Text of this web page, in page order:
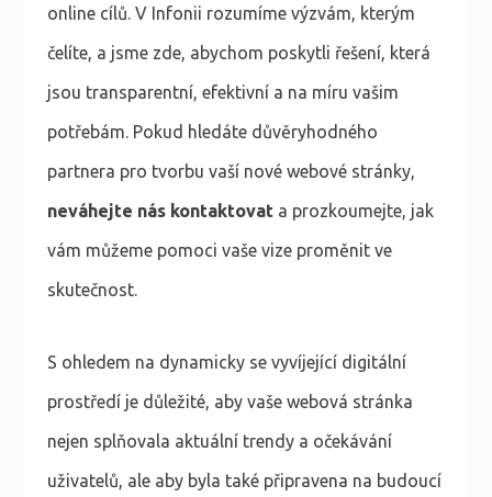
online cílů. V Infonii rozumíme výzvám, kterým
čelíte, a jsme zde, abychom poskytli řešení, která
jsou transparentní, efektivní a na míru vašim
potřebám. Pokud hledáte důvěryhodného
partnera pro tvorbu vaší nové webové stránky,
neváhejte nás kontaktovata prozkoumejte, jak
vám můžeme pomoci vaše vize proměnit ve
skutečnost.
S ohledem na dynamicky se vyvíjející digitální
prostředí je důležité, aby vaše webová stránka
nejen splňovala aktuální trendy a očekávání
uživatelů, ale aby byla také připravena na budoucí